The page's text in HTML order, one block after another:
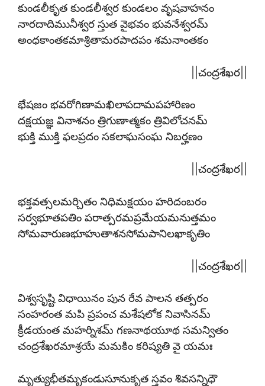
కుండలీకృత కుండలీశ్వర కుండలం వృషవాహనం
నారదాదిమునీశ్వర స్తుత వైభవం భువనేశ్వరమ్
అంధకాంతకమాశ్రితామరపాదపం శమనాంతకం
||చంద్రశేఖర||
భేషజం భవరోగిణామఖిలాపదామపహారిణం
దక్షయజ్ఞ వినాశనం త్రిగుణాత్మకం త్రివిలోచనమ్
భుక్తి ముక్తి ఫలప్రదం సకలాఘసంఘ నిబర్హణం
||చంద్రశేఖర||
భక్తవత్సలమర్చితం నిధిమక్షయం హరిదంబరం
సర్వభూతపతిం పరాత్పరమప్రమేయమనుత్తమం
సోమవారుణభూహుతాశనసోమపానిలఖాకృతిం
||చంద్రశేఖర||
విశ్వసృష్టి విధాయినం పున రేవ పాలన తత్పరం
సంహరంత మపి ప్రపంచ మశేషలోక నివాసినమ్
క్రీడయంత మహర్నిశమ్ గణనాథయూథ సమన్వితం
చంద్రశేఖరమాశ్రయే మమకిం కరిష్యతి వై యమః
మృత్యుభీతమృకండుసూనుకృత స్తవం శివసన్నిధౌ